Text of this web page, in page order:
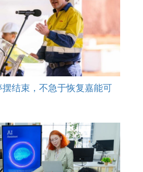
结束，不急于恢复嘉能可